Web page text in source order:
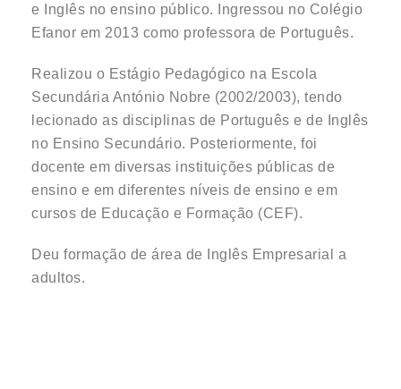
e Inglês no ensino público. Ingressou no Colégio
Efanor em 2013 como professora de Português.
Realizou o Estágio Pedagógico na Escola
Secundária António Nobre (2002/2003), tendo
lecionado as disciplinas de Português e de Inglês
no Ensino Secundário. Posteriormente, foi
docente em diversas instituições públicas de
ensino e em diferentes níveis de ensino e em
cursos de Educação e Formação (CEF).
Deu formação de área de Inglês Empresarial a
adultos.